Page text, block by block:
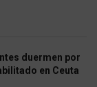
duermen por
en Ceuta